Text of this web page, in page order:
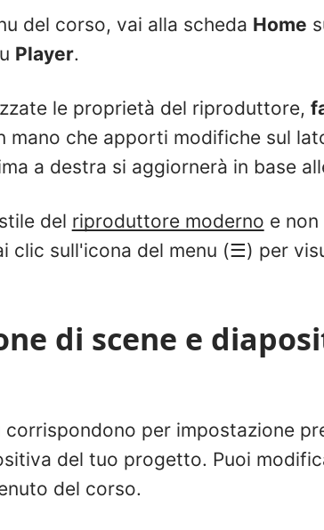
del corso, vai alla scheda Home
Player.
le proprietà del riproduttore,
mano che apporti modifiche sul
a destra si aggiornerà in base
del riproduttore moderno e
clic sull'icona del menu (☰) per
di scene e
corrispondono per impostazione
del tuo progetto. Puoi
del corso.